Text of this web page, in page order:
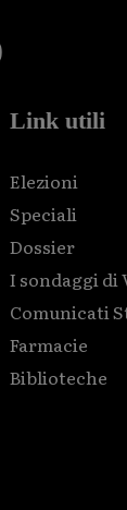
Link utili
Elezioni
Speciali
Dossier
I sondaggi di
Comunicati
Farmacie
Biblioteche